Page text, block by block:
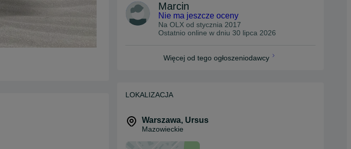
Marcin
Nie ma jeszcze oceny
Na OLX od stycznia 2017
Ostatnio online w dniu 30 lipca 2026
Więcej od tego ogłoszeniodawcy
LOKALIZACJA
Warszawa, Ursus
Mazowieckie